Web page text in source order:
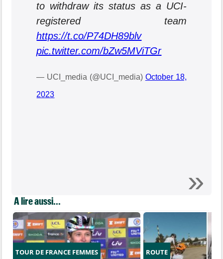
to withdraw its status as a UCI-
registered team
https://t.co/P74DH89blv
pic.twitter.com/bZw5MViTGr
— UCI_media (@UCI_media) October 18,
2023
A lire aussi...
TOUR DE FRANCE FEMMES ROUTE